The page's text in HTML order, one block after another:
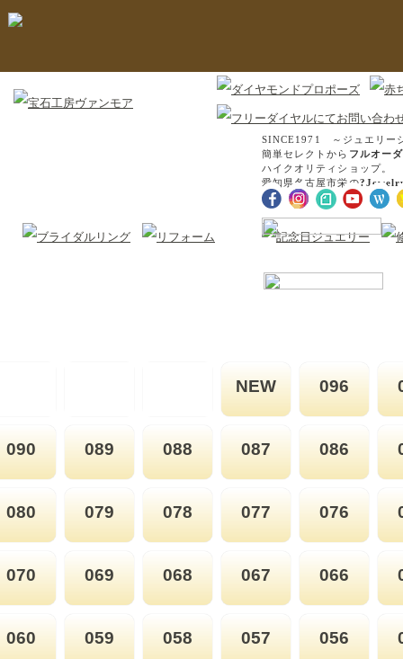
SINCE1971 ～ジュエリー
簡単セレクトから フルオー
ハイクオリティショップ。
愛知県名古屋市栄の
096
NEW
086
087
088
089
090
076
077
078
079
080
066
067
068
069
070
056
057
058
059
060